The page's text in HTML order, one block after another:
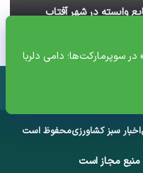
سوپرمارکت‌ها؛ دامی دلربا
وابسته در شهر آفتاب
اخبار سبز کشاورزیمحفوظ است
منبع مجاز است